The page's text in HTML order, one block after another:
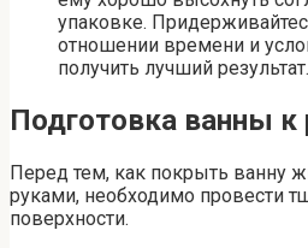
упаковке.
отношении времени и
получить лучший результат.
Подготовка ванны к
Перед тем, как покрыть ванну
руками, необходимо провести
поверхности.